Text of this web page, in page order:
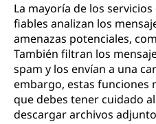
La mayoría de los
fiables analizan los
amenazas potenciales,
También filtran los
spam y los envían a una
embargo, estas funciones
que debes tener cuidado
descargar archivos